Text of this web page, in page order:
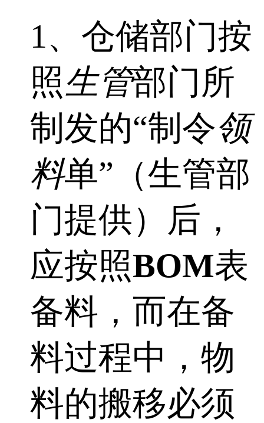
1、仓储部门按
照生管部门所
制发的“制令领
料单”（生管部
门提供）后，
应按照BOM表
备料，而在备
料过程中，物
料的搬移必须